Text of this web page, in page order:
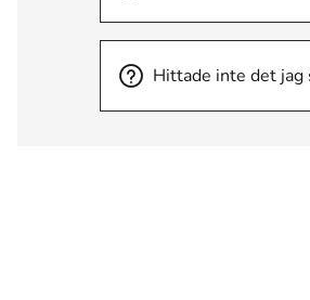
Hittade inte det jag